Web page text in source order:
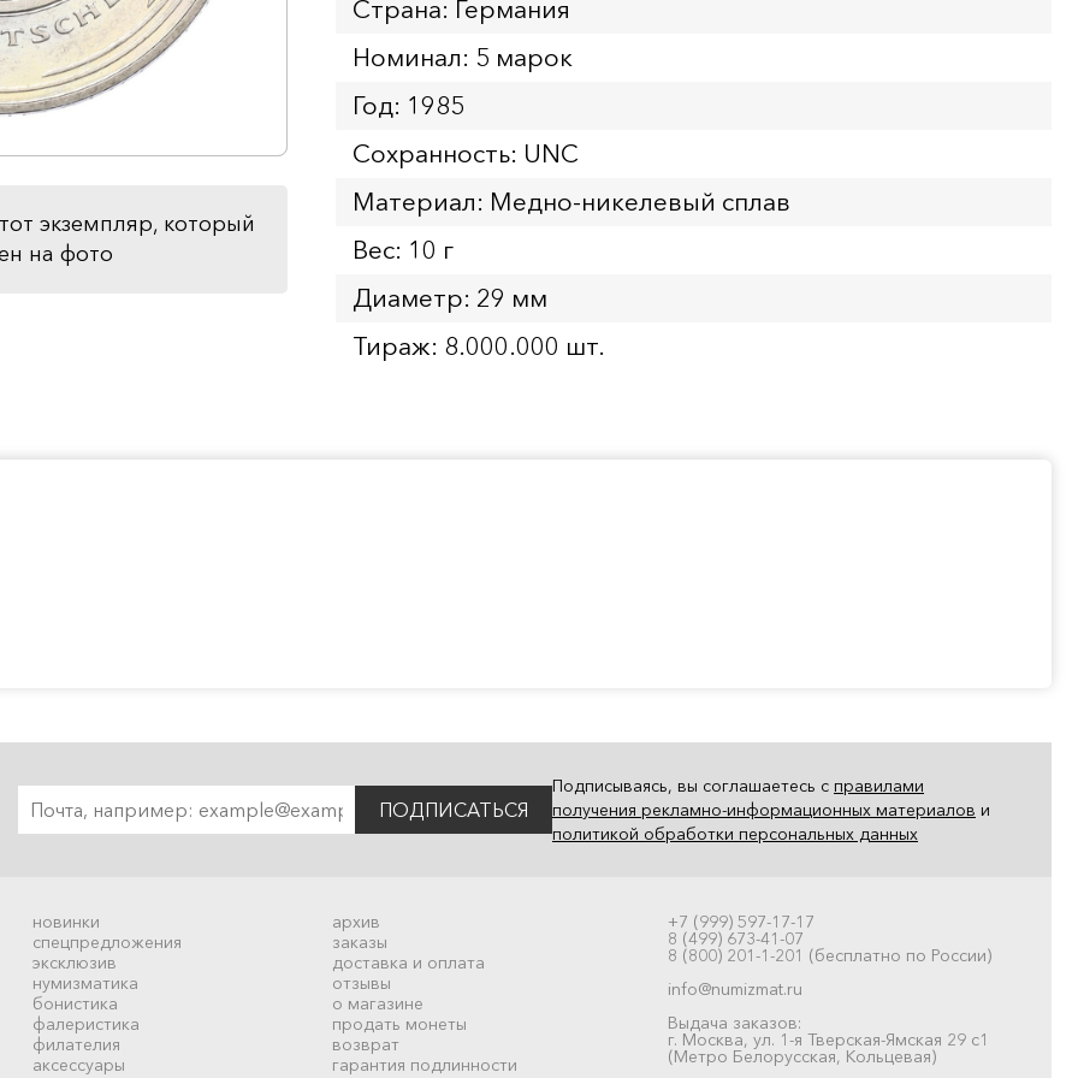
экземпляр, который
на фото
Страна: Германия
Номинал: 5 марок
Год: 1985
Сохранность: UNC
Материал: Медно-никелевый сплав
Вес: 10 г
Диаметр: 29 мм
Тираж: 8.000.000 шт.
ПОДПИСАТЬСЯ
Подписываясь, вы соглашаетесь с правилами
получения рекламно-информационных материалов и
политикой обработки персональных данных
новинки
спецпредложения
эксклюзив
нумизматика
бонистика
фалеристика
филателия
аксессуары
архив
заказы
доставка и оплата
отзывы
о магазине
продать монеты
возврат
гарантия подлинности
+7 (999) 597-17-17
8 (499) 673-41-07
8 (800) 201-1-201 (бесплатно по России)
info@numizmat.ru
Выдача заказов:
г. Москва, ул. 1-я Тверская-Ямская 29 с1
(Метро Белорусская, Кольцевая)